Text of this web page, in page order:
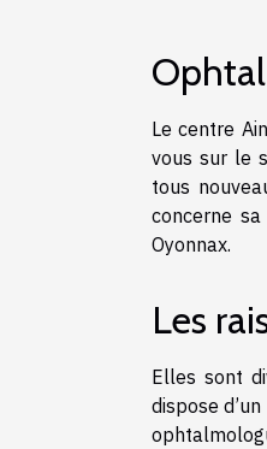
Le centre
vous sur le
tous
concerne
Oyonnax.
Les
Elles sont
dispose